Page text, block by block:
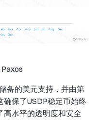
备的美元支持，并由第
保了USDP稳定币始终
高水平的透明度和安全